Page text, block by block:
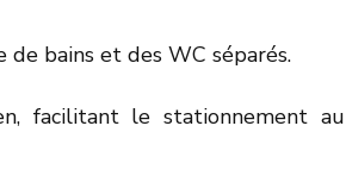
de bains et des WC séparés.
facilitant le stationnement au